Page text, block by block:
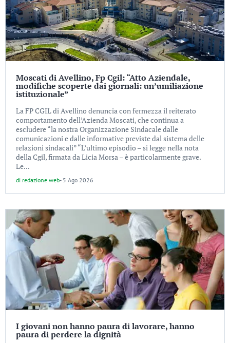
Moscati di Avellino, Fp Cgil: “Atto Aziendale,
modifiche scoperte dai giornali: un’umiliazione
istituzionale”
La FP CGIL di Avellino denuncia con fermezza il reiterato
comportamento dell’Azienda Moscati, che continua a
escludere “la nostra Organizzazione Sindacale dalle
comunicazioni e dalle informative previste dal sistema delle
relazioni sindacali” “L’ultimo episodio – si legge nella nota
della Cgil, firmata da Licia Morsa – è particolarmente grave.
Le...
di redazione web- 5 Ago 2026
I giovani non hanno paura di lavorare, hanno
paura di perdere la dignità